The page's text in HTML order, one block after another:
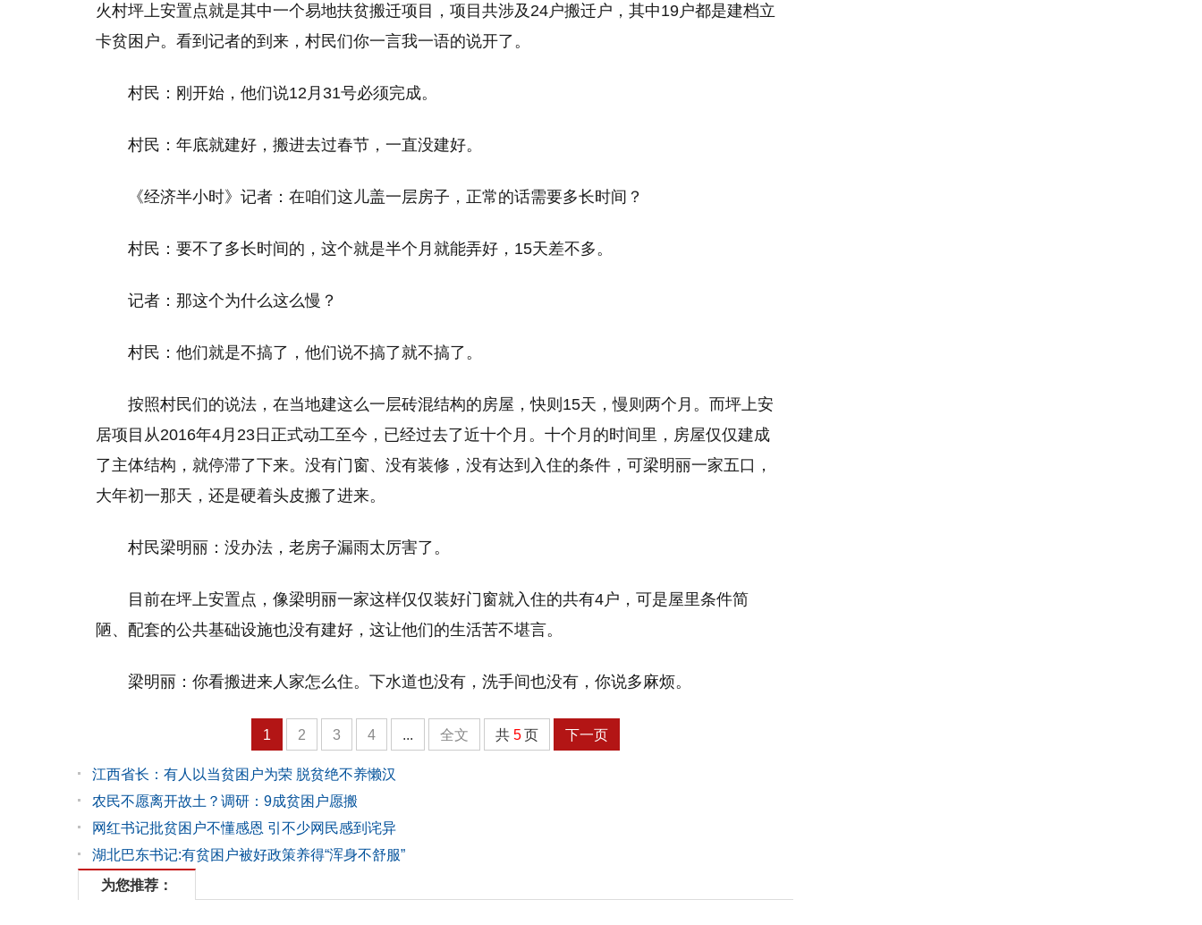
火村坪上安置点就是其中一个易地扶贫搬迁项目，项目共涉及24户搬迁户，其中19户都是建档立
卡贫困户。看到记者的到来，村民们你一言我一语的说开了。
村民：刚开始，他们说12月31号必须完成。
村民：年底就建好，搬进去过春节，一直没建好。
《经济半小时》记者：在咱们这儿盖一层房子，正常的话需要多长时间？
村民：要不了多长时间的，这个就是半个月就能弄好，15天差不多。
记者：那这个为什么这么慢？
村民：他们就是不搞了，他们说不搞了就不搞了。
按照村民们的说法，在当地建这么一层砖混结构的房屋，快则15天，慢则两个月。而坪上安
居项目从2016年4月23日正式动工至今，已经过去了近十个月。十个月的时间里，房屋仅仅建成
了主体结构，就停滞了下来。没有门窗、没有装修，没有达到入住的条件，可梁明丽一家五口，
大年初一那天，还是硬着头皮搬了进来。
村民梁明丽：没办法，老房子漏雨太厉害了。
目前在坪上安置点，像梁明丽一家这样仅仅装好门窗就入住的共有4户，可是屋里条件简
陋、配套的公共基础设施也没有建好，这让他们的生活苦不堪言。
梁明丽：你看搬进来人家怎么住。下水道也没有，洗手间也没有，你说多麻烦。
1 2 3 4 ... 全文 共 5 页 下一页
江西省长：有人以当贫困户为荣 脱贫绝不养懒汉
农民不愿离开故土？调研：9成贫困户愿搬
网红书记批贫困户不懂感恩 引不少网民感到诧异
湖北巴东书记:有贫困户被好政策养得“浑身不舒服”
为您推荐：